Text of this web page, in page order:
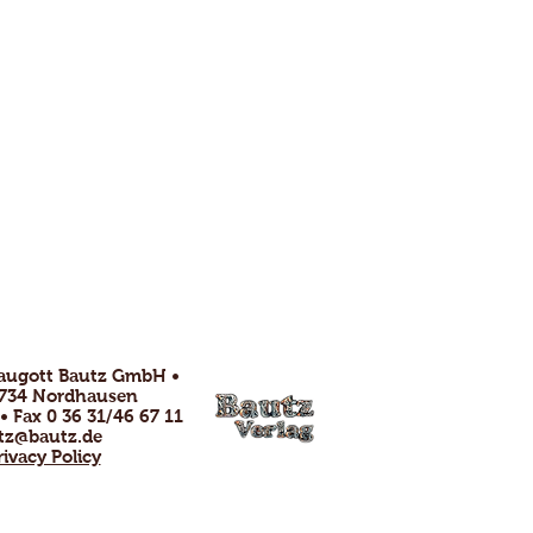
Bautz GmbH •
Nordhausen
Fax 0 36 31/46 67 11
Policy